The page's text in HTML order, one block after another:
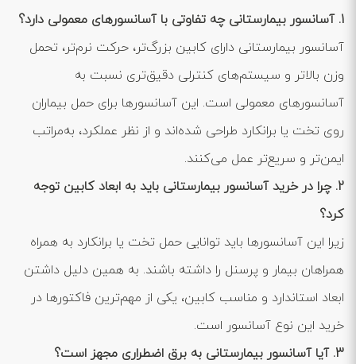
1. آسانسور بیمارستانی چه تفاوتی با آسانسورهای معمولی دارد؟
آسانسور بیمارستانی دارای کابین بزرگ‌تر، حرکت نرم‌تر، تحمل
وزن بالاتر و سیستم‌های کنترلی دقیق‌تری نسبت به
آسانسورهای معمولی است. این آسانسورها برای حمل بیماران
روی تخت یا برانکارد طراحی شده‌اند و از نظر عملکرد، به‌مراتب
ایمن‌تر و سریع‌تر عمل می‌کنند.
2. چرا در خرید آسانسور بیمارستانی باید به ابعاد کابین توجه
کرد؟
زیرا این آسانسورها باید توانایی حمل تخت یا برانکارد به همراه
همراهان بیمار و پرسنل را داشته باشند. به همین دلیل داشتن
ابعاد استاندارد و مناسب کابین، یکی از مهم‌ترین فاکتورها در
خرید این نوع آسانسور است.
3. آیا آسانسور بیمارستانی به برق اضطراری مجهز است؟